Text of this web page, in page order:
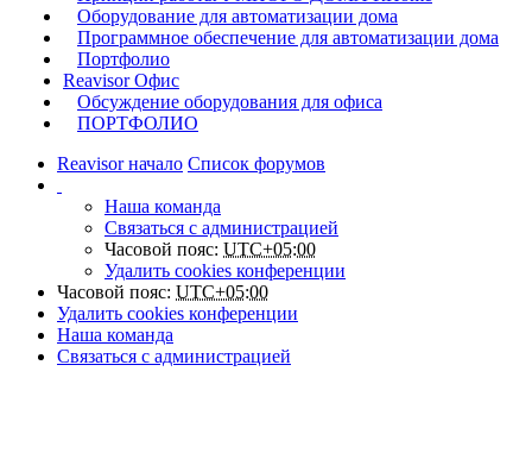
Оборудование для автоматизации дома
Программное обеспечение для автоматизации дома
Портфолио
Reavisor Офис
Обсуждение оборудования для офиса
ПОРТФОЛИО
Reavisor начало Список форумов
Наша команда
Связаться с администрацией
Часовой пояс: UTC+05:00
Удалить cookies конференции
Часовой пояс: UTC+05:00
Удалить cookies конференции
Наша команда
Связаться с администрацией